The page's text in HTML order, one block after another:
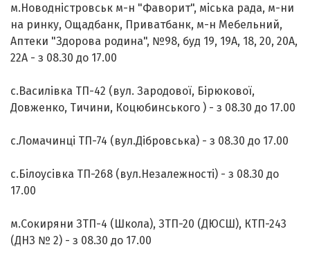
м.Новодністровськ м-н "Фаворит", міська рада, м-ни
на ринку, Ощадбанк, Приватбанк, м-н Мебельний,
Аптеки "Здорова родина", №98, буд 19, 19А, 18, 20, 20А,
22А - з 08.30 до 17.00
с.Василівка ТП-42 (вул. Зародової, Бірюкової,
Довженко, Тичини, Коцюбинського ) - з 08.30 до 17.00
с.Ломачинці ТП-74 (вул.Дібровська) - з 08.30 до 17.00
с.Білоусівка ТП-268 (вул.Незалежності) - з 08.30 до
17.00
м.Сокиряни ЗТП-4 (Школа), ЗТП-20 (ДЮСШ), КТП-243
(ДНЗ № 2) - з 08.30 до 17.00